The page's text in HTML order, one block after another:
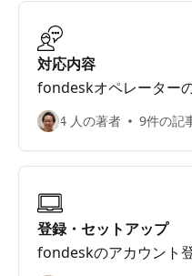
対応内容
fondeskオペレーター
4 人の著者 9件の記
登録・セットアップ
fondeskのアカウント